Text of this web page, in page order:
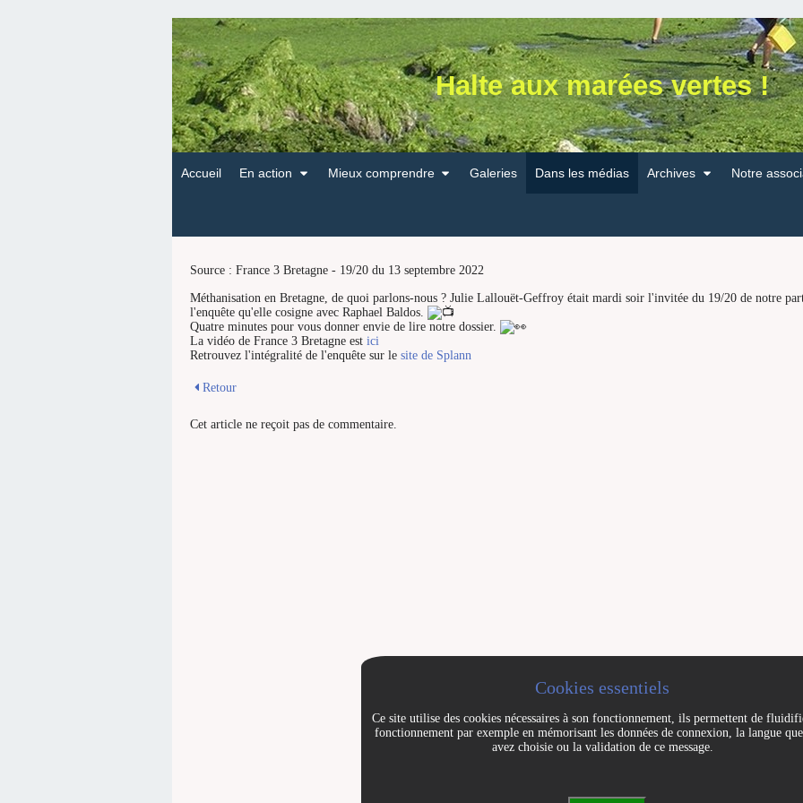
Halte aux marées vertes !
Accueil En action Mieux comprendre Galeries Dans les médias Archives Notre
Source : France 3 Bretagne - 19/20 du 13 septembre 2022
Méthanisation en Bretagne, de quoi parlons-nous ? Julie Lallouët-Geffroy était mardi soir l'invitée du 19/20 de notre
l'enquête qu'elle cosigne avec Raphael Baldos.
Quatre minutes pour vous donner envie de lire notre dossier.
La vidéo de France 3 Bretagne est ici
Retrouvez l'intégralité de l'enquête sur le site de Splann
Retour
Cet article ne reçoit pas de commentaire.
Cookies essentiels
Ce site utilise des cookies nécessaires à son fonctionnement, ils permettent de
fonctionnement par exemple en mémorisant les données de connexion, la langue
avez choisie ou la validation de ce message.